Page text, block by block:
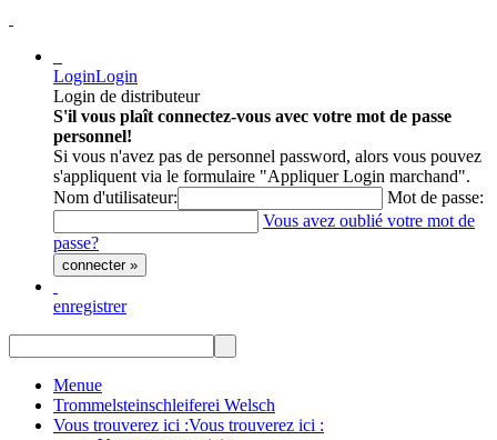
LoginLogin
Login de distributeur
S'il vous plaît connectez-vous avec votre mot de passe
personnel!
Si vous n'avez pas de personnel password, alors vous pouvez
s'appliquent via le formulaire "Appliquer Login marchand".
Nom d'utilisateur:
Mot de passe:
Vous avez oublié votre mot de
passe?
connecter »
enregistrer
Menue
Trommelsteinschleiferei Welsch
Vous trouverez ici :Vous trouverez ici :